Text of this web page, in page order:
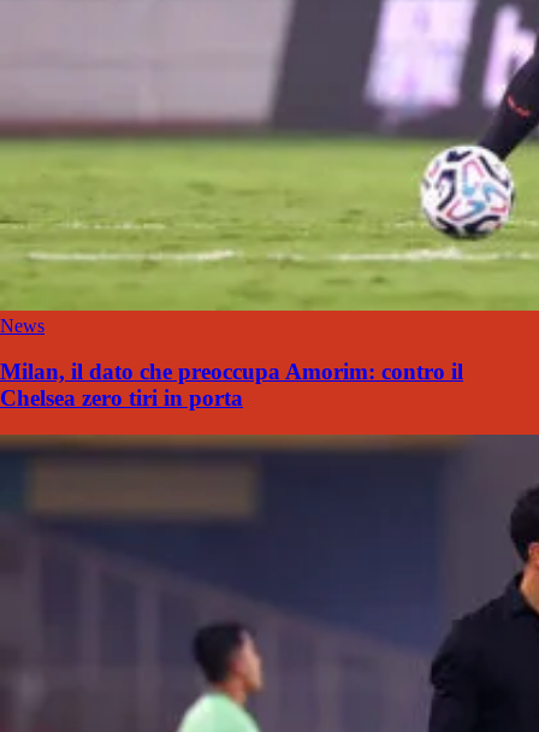
News
Milan, il dato che preoccupa Amorim: contro il
Chelsea zero tiri in porta